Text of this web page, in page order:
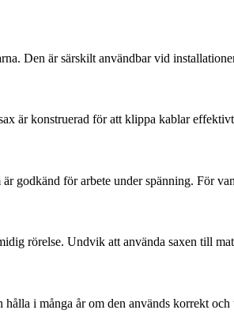
Den är särskilt användbar vid
är konstruerad för att klippa kablar
godkänd för arbete under spänning. För
rörelse. Undvik att använda saxen till
i många år om den används korrekt och